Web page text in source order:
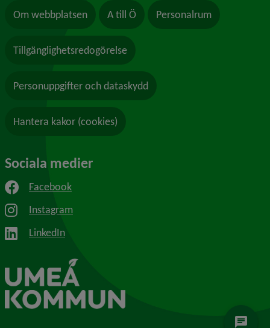
Om webbplatsen A till Ö Personalrum
Tillgänglighetsredogörelse
Personuppgifter och dataskydd
Hantera kakor (cookies)
Sociala medier
Facebook
Instagram
LinkedIn
chat